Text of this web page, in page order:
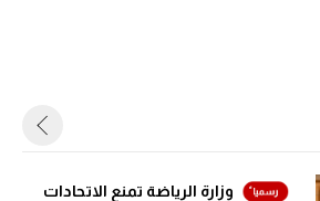
وزارة الرياضة تمنع الاتحادات